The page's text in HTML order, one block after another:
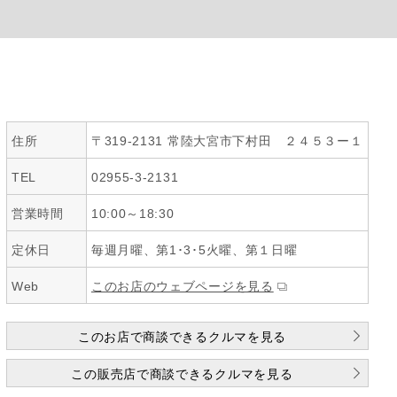
住所 〒319-2131 常陸大宮市下村田 ２４５３ー１
TEL 02955-3-2131
営業時間 10:00～18:30
定休日 毎週月曜、第1･3･5火曜、第１日曜
Web このお店のウェブページを見る
このお店で商談できるクルマを見る
この販売店で商談できるクルマを見る